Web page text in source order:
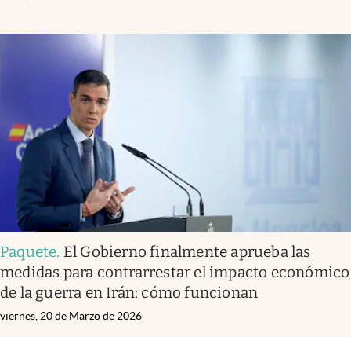
Paquete. El Gobierno finalmente aprueba las
medidas para contrarrestar el impacto económico
de la guerra en Irán: cómo funcionan
viernes, 20 de Marzo de 2026